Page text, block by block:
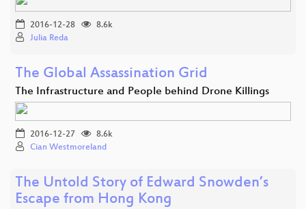
2016-12-28
8.6k
Julia Reda
The Global Assassination Grid
The Infrastructure and People behind Drone Killings
2016-12-27
8.6k
Cian Westmoreland
The Untold Story of Edward Snowden’s
Escape from Hong Kong